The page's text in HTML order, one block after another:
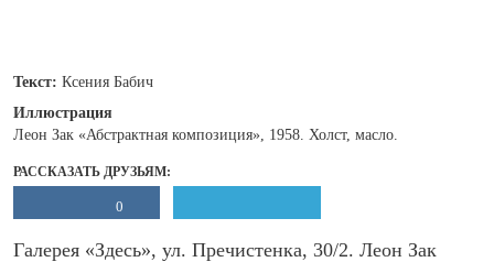
Текст: Ксения Бабич
Иллюстрация
Леон Зак «Абстрактная композиция», 1958. Холст, масло.
РАССКАЗАТЬ ДРУЗЬЯМ:
0
Галерея «Здесь», ул. Пречистенка, 30/2. Леон Зак